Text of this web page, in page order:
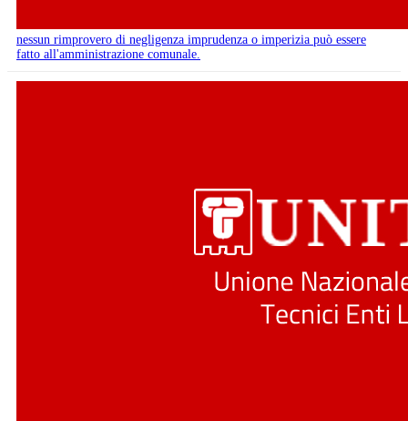
nessun rimprovero di negligenza imprudenza o imperizia può essere
fatto all'amministrazione comunale.